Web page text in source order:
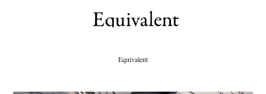
Equivalent